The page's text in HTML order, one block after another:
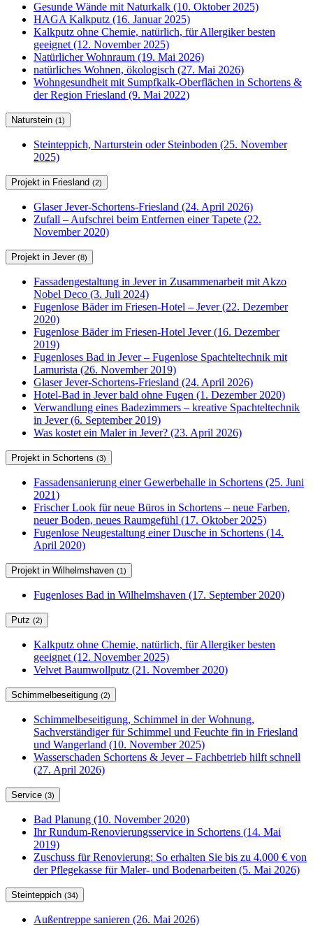
Gesunde Wände mit Naturkalk (10. Oktober 2025)
HAGA Kalkputz (16. Januar 2025)
Kalkputz ohne Chemie, natürlich, für Allergiker besten
geeignet (12. November 2025)
Natürlicher Wohnraum (19. Mai 2026)
natürliches Wohnen, ökologisch (27. Mai 2026)
Wohngesundheit mit Sumpfkalk-Oberflächen in Schortens &
der Region Friesland (9. Mai 2022)
Naturstein (1)
Steinteppich, Narturstein oder Steinboden (25. November
2025)
Projekt in Friesland (2)
Glaser Jever-Schortens-Friesland (24. April 2026)
Zufall – Aufschrei beim Entfernen einer Tapete (22.
November 2020)
Projekt in Jever (8)
Fassadengestaltung in Jever in Zusammenarbeit mit Akzo
Nobel Deco (3. Juli 2024)
Fugenlose Bäder im Friesen-Hotel – Jever (22. Dezember
2020)
Fugenlose Bäder im Friesen-Hotel Jever (16. Dezember
2019)
Fugenloses Bad in Jever – Fugenlose Spachteltechnik mit
Lamurista (26. November 2019)
Glaser Jever-Schortens-Friesland (24. April 2026)
Hotel-Bad in Jever bald ohne Fugen (1. Dezember 2020)
Verwandlung eines Badezimmers – kreative Spachteltechnik
in Jever (6. September 2019)
Was kostet ein Maler in Jever? (23. April 2026)
Projekt in Schortens (3)
Fassadensanierung einer Gewerbehalle in Schortens (25. Juni
2021)
Frischer Look für neue Büros in Schortens – neue Farben,
neuer Boden, neues Raumgefühl (17. Oktober 2025)
Fugenlose Neugestaltung einer Dusche in Schortens (14.
April 2020)
Projekt in Wilhelmshaven (1)
Fugenloses Bad in Wilhelmshaven (17. September 2020)
Putz (2)
Kalkputz ohne Chemie, natürlich, für Allergiker besten
geeignet (12. November 2025)
Velvet Baumwollputz (21. November 2020)
Schimmelbeseitigung (2)
Schimmelbeseitigung, Schimmel in der Wohnung,
Sachverständiger für Schimmel und Feuchte fin in Friesland
und Wangerland (10. November 2025)
Wasserschaden Schortens & Jever – Fachbetrieb hilft schnell
(27. April 2026)
Service (3)
Bad Planung (10. November 2020)
Ihr Rundum-Renovierungsservice in Schortens (14. Mai
2019)
Zuschuss für Renovierung: So erhalten Sie bis zu 4.000 € von
der Pflegekasse für Maler- und Bodenarbeiten (5. Mai 2026)
Steinteppich (34)
Außentreppe sanieren (26. Mai 2026)